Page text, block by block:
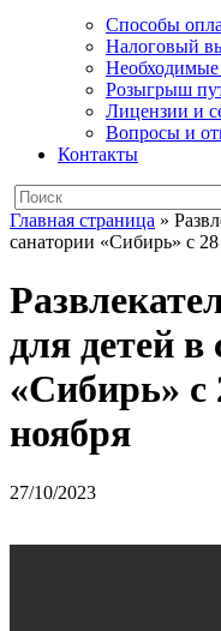
Способы
Налоговый
Розыгрыш
Лицензии и
Вопросы и
Контакты
Главная страница »
санатории «Сибирь» с
для детей в
«Сибирь» с
ноября
27/10/2023